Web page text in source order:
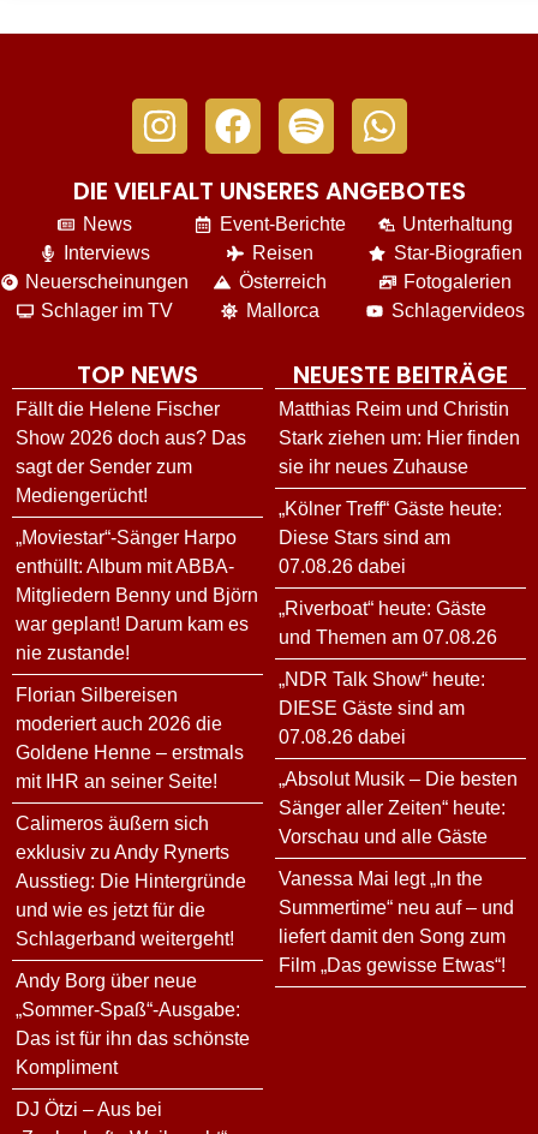
DIE VIELFALT UNSERES ANGEBOTES
News
Interviews
Neuerscheinungen
Schlager im TV
Event-Berichte
Reisen
Österreich
Mallorca
Unterhaltung
Star-Biografien
Fotogalerien
Schlagervideos
TOP NEWS
Fällt die Helene Fischer
Show 2026 doch aus? Das
sagt der Sender zum
Mediengerücht!
„Moviestar“-Sänger Harpo
enthüllt: Album mit ABBA-
Mitgliedern Benny und Björn
war geplant! Darum kam es
nie zustande!
Florian Silbereisen
moderiert auch 2026 die
Goldene Henne – erstmals
mit IHR an seiner Seite!
Calimeros äußern sich
exklusiv zu Andy Rynerts
Ausstieg: Die Hintergründe
und wie es jetzt für die
Schlagerband weitergeht!
Andy Borg über neue
„Sommer-Spaß“-Ausgabe:
Das ist für ihn das schönste
Kompliment
DJ Ötzi – Aus bei
NEUESTE BEITRÄGE
Matthias Reim und Christin
Stark ziehen um: Hier finden
sie ihr neues Zuhause
„Kölner Treff“ Gäste heute:
Diese Stars sind am
07.08.26 dabei
„Riverboat“ heute: Gäste
und Themen am 07.08.26
„NDR Talk Show“ heute:
DIESE Gäste sind am
07.08.26 dabei
„Absolut Musik – Die besten
Sänger aller Zeiten“ heute:
Vorschau und alle Gäste
Vanessa Mai legt „In the
Summertime“ neu auf – und
liefert damit den Song zum
Film „Das gewisse Etwas“!